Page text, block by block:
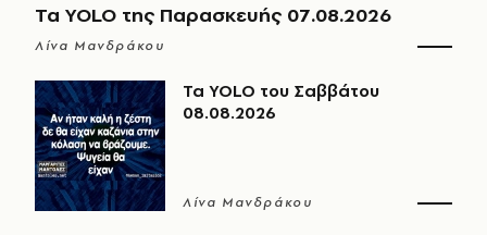
Τα YOLO της Παρασκευής 07.08.2026
Λίνα Μανδράκου
Τα YOLO του Σαββάτου
08.08.2026
Λίνα Μανδράκου